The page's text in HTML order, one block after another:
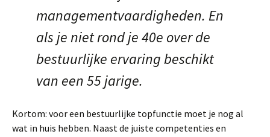
managementvaardigheden. En
als je niet rond je 40e over de
bestuurlijke ervaring beschikt
van een 55 jarige.
Kortom: voor een bestuurlijke topfunctie moet je nog al
wat in huis hebben. Naast de juiste competenties en